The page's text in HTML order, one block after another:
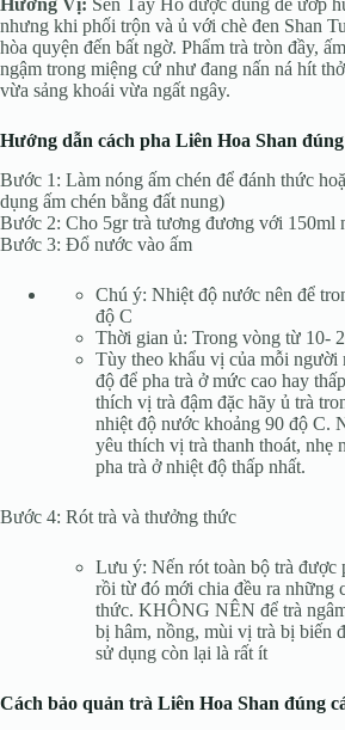
Hương Vị: Sen Tây Hồ được dùng để ướp
nhưng khi phối trộn và ủ với chè đen Shan
hòa quyện đến bất ngờ. Phẩm trà tròn đầy,
ngậm trong miệng cứ như đang nấn ná hít
vừa sảng khoái vừa ngất ngây.
Hướng dẫn cách pha Liên Hoa Shan
Bước 1: Làm nóng ấm chén để đánh thức
dụng ấm chén bằng đất nung)
Bước 2: Cho 5gr trà tương đương với 150ml
Bước 3: Đổ nước vào ấm
Chú ý: Nhiệt độ nước nên để
độ C
Thời gian ủ: Trong vòng từ 10-
Tùy theo khẩu vị của mỗi người
độ để pha trà ở mức cao hay
thích vị trà đậm đặc hãy ủ trà
nhiệt độ nước khoảng 90 độ C.
yêu thích vị trà thanh thoát, nhẹ
pha trà ở nhiệt độ thấp nhất.
Bước 4: Rót trà và thưởng thức
Lưu ý: Nến rót toàn bộ trà được
rồi từ đó mới chia đều ra những
thức. KHÔNG NÊN để trà
bị hâm, nồng, mùi vị trà bị biến
sử dụng còn lại là rất ít
Cách bảo quản trà Liên Hoa Shan đúng